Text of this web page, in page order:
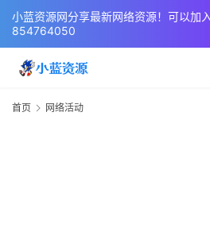
小蓝资源网分享最新网络资源！可以加
854764050
首页 网络活动